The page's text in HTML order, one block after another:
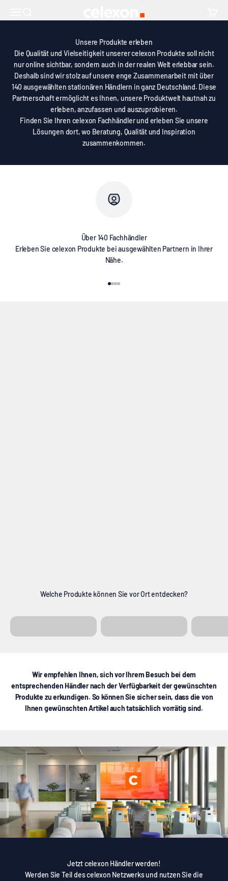
celexon Europe GmbH
Unsere Produkte erleben
Die Qualität und Vielseitigkeit unserer celexon Produkte soll nicht
nur online sichtbar, sondern auch in der realen Welt erlebbar sein.
Deshalb sind wir stolz auf unsere enge Zusammenarbeit mit über
140 ausgewählten stationären Händlern in ganz Deutschland. Diese
Partnerschaft ermöglicht es Ihnen, unsere Produktwelt hautnah zu
erleben, anzufassen und auszuprobieren.
Finden Sie Ihren celexon Fachhändler und erleben Sie unsere
Lösungen dort, wo Beratung, Qualität und Inspiration
zusammenkommen.
Über 140 Fachhändler
Erleben Sie celexon Produkte bei ausgewählten Partnern in Ihrer
Nähe.
Welche Produkte können Sie vor Ort entdecken?
Wir empfehlen Ihnen, sich vor Ihrem Besuch bei dem
entsprechenden Händler nach der Verfügbarkeit der gewünschten
Produkte zu erkundigen. So können Sie sicher sein, dass die von
Ihnen gewünschten Artikel auch tatsächlich vorrätig sind.
Jetzt celexon Händler werden!
Werden Sie Teil des celexon Netzwerks und nutzen Sie die